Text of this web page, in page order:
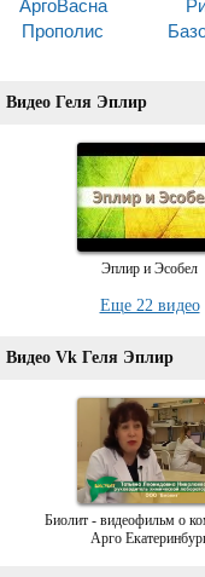
Прополис
Видео Геля Эплир
Эплир и Эсобел
Еще 22 видео
Видео Vk Геля Эплир
Биолит - видеофильм о
Арго